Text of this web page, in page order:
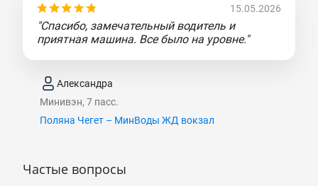
15.05.2026
"Спасибо, замечательный водитель и
приятная машина. Все было на уровне."
Александра
Минивэн, 7 пасс.
Поляна Чегет – МинВоды ЖД вокзал
Частые вопросы